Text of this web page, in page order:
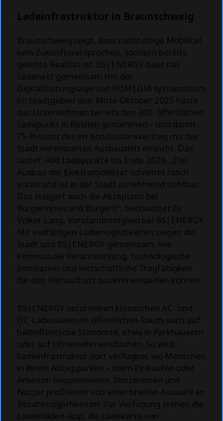
Ladeinfrastruktur in Braunschweig
Braunschweig zeigt, dass nachhaltige Mobilität
kein Zukunftsversprechen, sondern bereits
gelebte Realität ist. BS|ENERGY baut das
Ladenetz gemeinsam mit der
Digitalisierungsagentur KOM|DIA systematisch
im Stadtgebiet aus: Mitte Oktober 2025 hatte
das Unternehmen bereits den 300. öffentlichen
Ladepunkt in Betrieb genommen – und damit
75 Prozent des im Konzessionsvertrag mit der
Stadt vereinbarten Ausbauziels erreicht. Das
lautet: 400 Ladepunkte bis Ende 2026. „Der
Ausbau der Elektromobilität schreitet rasch
voran und ist in der Stadt zunehmend sichtbar.
Das steigert auch die Akzeptanz bei
Bürgerinnen und Bürgern“, beobachtet Dr.
Volker Lang, Vorstandsmitglied bei BS|ENERGY.
Mit vielfältigen Lademöglichkeiten zeigen die
Stadt und BS|ENERGY gemeinsam, wie
kommunale Verantwortung, technologische
Innovation und wirtschaftliche Tragfähigkeit
für den Klimaschutz zusammenspielen können.
BS|ENERGY setzt neben klassischen AC- und
DC-Ladesäulen im öffentlichen Raum auch auf
halböffentliche Standorte, etwa in Parkhäusern
oder auf Unternehmensflächen. So wird
Ladeinfrastruktur dort verfügbar, wo Menschen
in ihrem Alltag parken – beim Einkaufen oder
Arbeiten beispielsweise. Nutzerinnen und
Nutzer profitieren von einer breiten Auswahl an
Bezahlmöglichkeiten: Zur Verfügung stehen die
Löwenladen-App, die Ladekarte von